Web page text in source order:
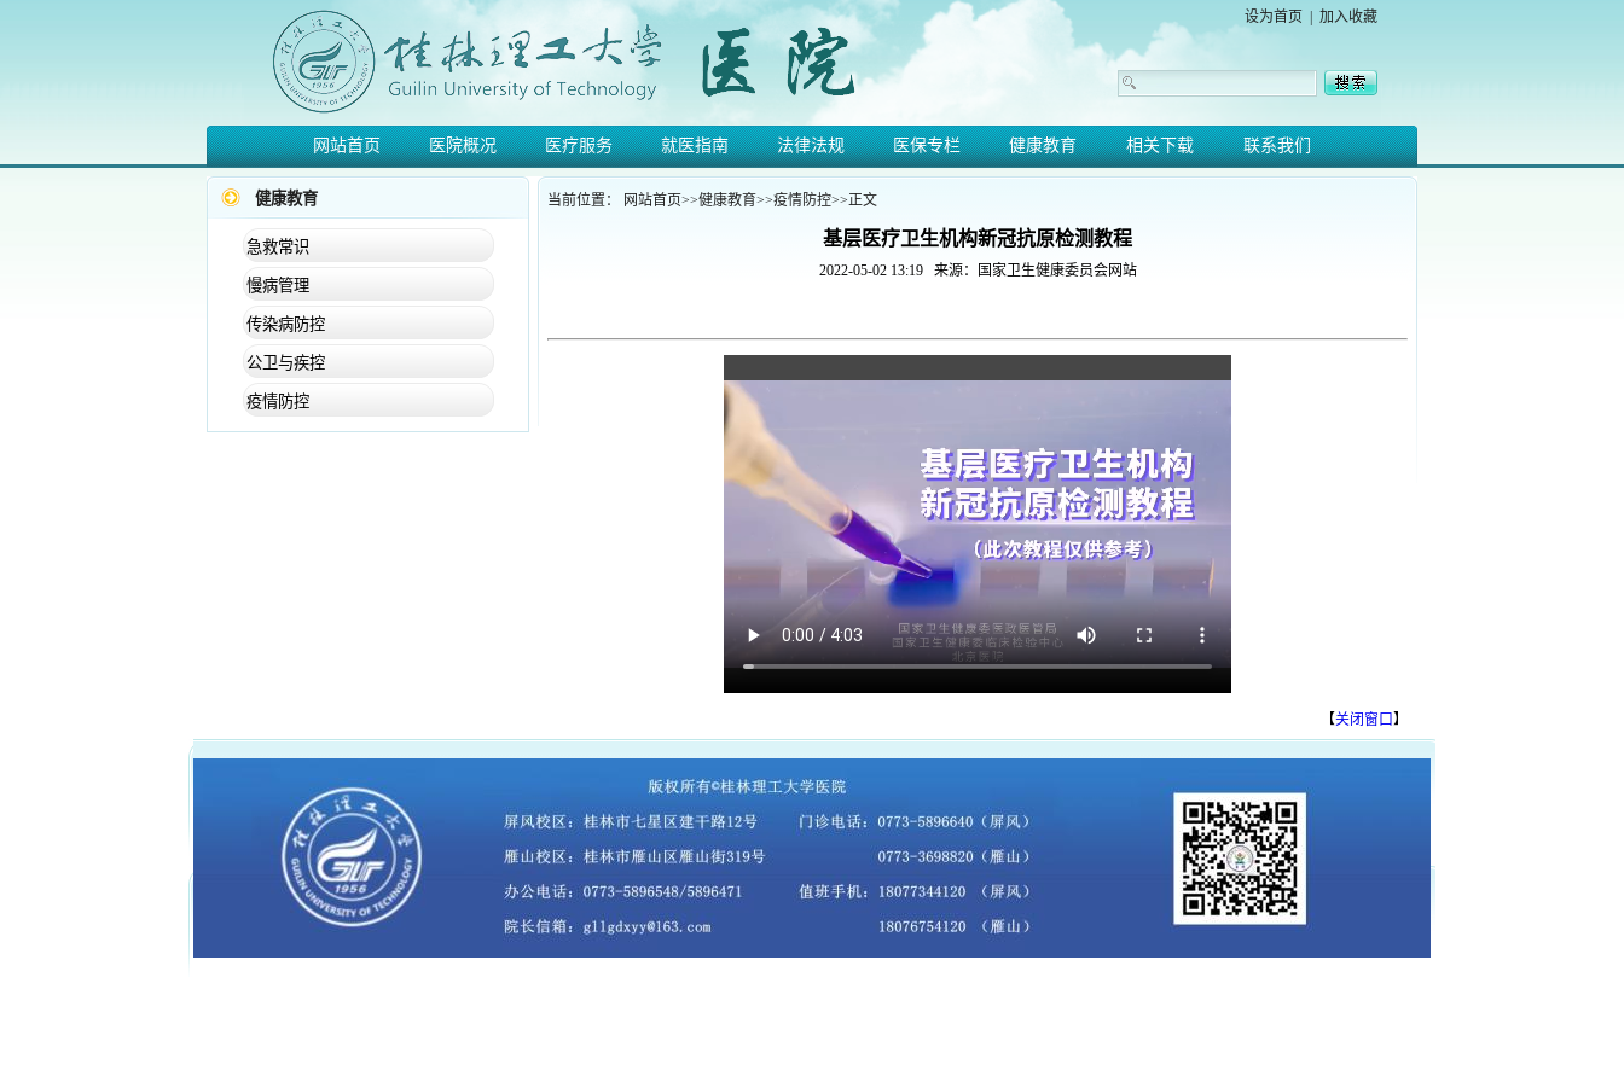
设为首页 加入收藏
网站首页 医院概况 医疗服务 就医指南 法律法规 医保专栏 健康教育 相关下载 联系我们
健康教育
急救常识
慢病管理
传染病防控
公卫与疾控
疫情防控
当前位置： 网站首页>>健康教育>>疫情防控>>正文
基层医疗卫生机构新冠抗原检测教程
2022-05-02 13:19 来源：国家卫生健康委员会网站
【关闭窗口】